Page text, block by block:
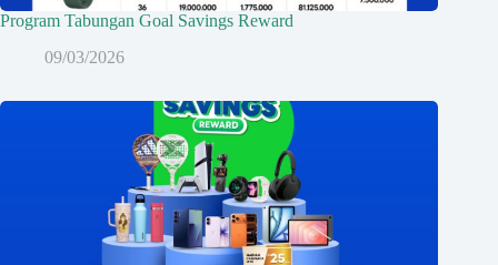
Program Tabungan Goal Savings Reward
09/03/2026